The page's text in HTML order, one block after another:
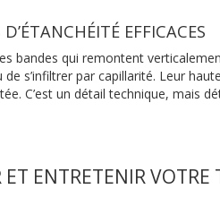
EFFICACES
bandes qui remontent
de s’infiltrer par capillarité. Leur
C’est un détail technique, mais
ENTRETENIR VOTRE